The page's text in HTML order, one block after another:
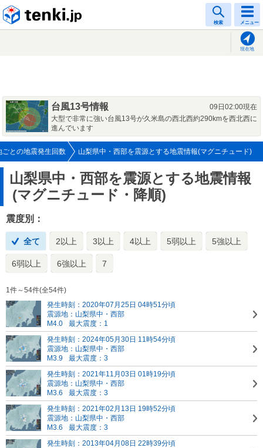
検索 メニュー
現在地
台風13号情報
09日02:00現在
大型で非常に強い台風13号が久米島の西北西約290kmを西北西に
進んでいます
ごとの地震発生回数 山梨県中・西部を震源とする地震情報(マグニチュード)
山梨県中・西部を震源とする地震情報
(マグニチュード・降順)
震度別：
全て 2以上 3以上 4以上 5弱以上 5強以上
6弱以上 6強以上 7
1件～54件(全54件)
発生時刻：2020年07月25日 04時51分頃
震源地：山梨県中・西部
M4.0
最大震度：1
発生時刻：2024年05月30日 11時54分頃
震源地：山梨県中・西部
M3.9
最大震度：3
発生時刻：2021年11月03日 01時19分頃
震源地：山梨県中・西部
M3.6
最大震度：3
発生時刻：2021年02月13日 19時52分頃
震源地：山梨県中・西部
M3.6
最大震度：3
発生時刻：2013年04月08日 22時39分頃